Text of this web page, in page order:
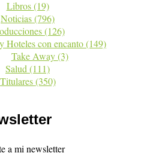
Libros(19)
Noticias(796)
(126)
Hoteles con encanto(149)
Take Away(3)
Salud (111)
Titulares(350)
a mi newsletter